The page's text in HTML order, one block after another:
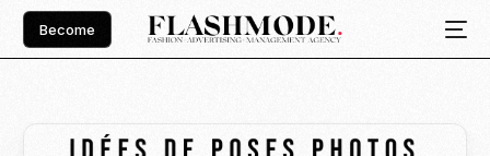
Become